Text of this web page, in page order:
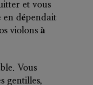
et vous
en dépendait
violons à
. Vous
gentilles,